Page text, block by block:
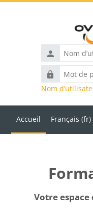
Mot
de
Nom
Accueil Français ‎(fr)‎
Votre